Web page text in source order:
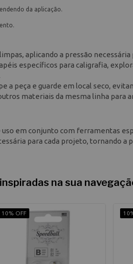
da aplicação.
aplicando a pressão
específicos para caligrafia,
a peça e guarde em local seco,
materiais da mesma linha para
em conjunto com ferramentas
para cada projeto, tornando a
na sua
10% OFF